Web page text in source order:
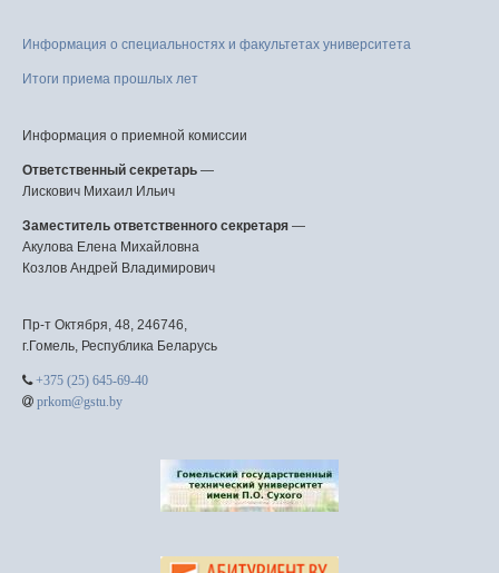
Информация о специальностях и факультетах университета
Итоги приема прошлых лет
Информация о приемной комиссии
Ответственный секретарь —
Лискович Михаил Ильич
Заместитель ответственного секретаря —
Акулова Елена Михайловна
Козлов Андрей Владимирович
Пр-т Октября, 48, 246746,
г.Гомель, Республика Беларусь
+375 (25) 645-69-40
prkom@gstu.by